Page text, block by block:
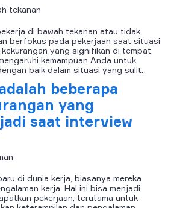
tekanan
di bawah tekanan atau tidak
berfokus pada pekerjaan saat situasi
yang signifikan di tempat
kemampuan Anda untuk
baik dalam situasi yang sulit.
beberapa
yang
saat interview
di dunia kerja, biasanya mereka
kerja. Hal ini bisa menjadi
pekerjaan, terutama untuk